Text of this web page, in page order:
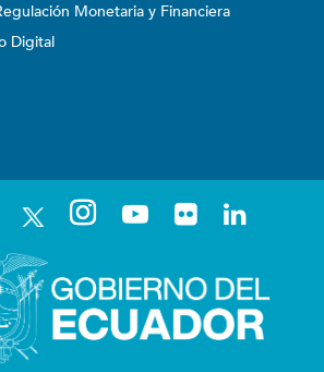
Monetaria y Financiera
Digital